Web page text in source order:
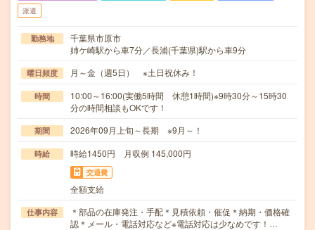
派遣
勤務地
千葉県市原市
姉ケ崎駅から車7分／長浦(千葉県)駅から車9分
曜日頻度 月～金（週5日） ※土日祝休み！
時間
10:00～16:00(実働5時間 休憩1時間)※9時30分～15時30
分の時間相談もOKです！
期間 2026年09月上旬～長期 ※9月～！
時給 時給1450円 月収例 145,000円
交通費
全額支給
仕事内容
＊部品の在庫発注・手配＊見積依頼・催促＊納期・価格確
認＊メール・電話対応など※電話対応は少なめです！…